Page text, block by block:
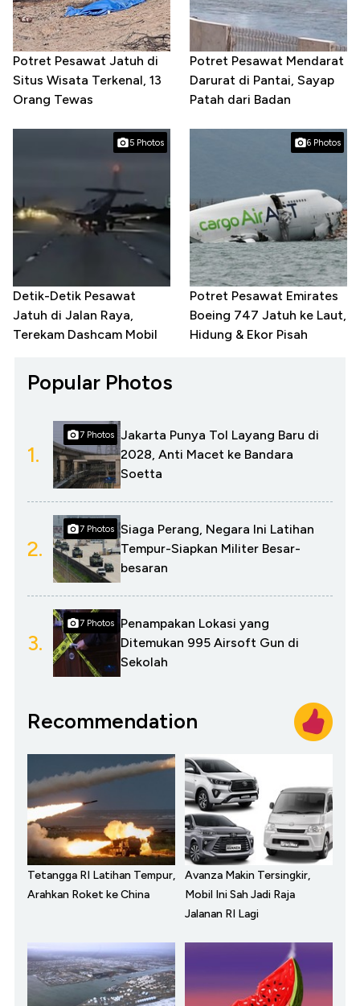
Potret Pesawat Jatuh di
Situs Wisata Terkenal, 13
Orang Tewas
Potret Pesawat Mendarat
Darurat di Pantai, Sayap
Patah dari Badan
5 Photos
Detik-Detik Pesawat
Jatuh di Jalan Raya,
Terekam Dashcam Mobil
6 Photos
Potret Pesawat Emirates
Boeing 747 Jatuh ke Laut,
Hidung & Ekor Pisah
Popular Photos
1.
7 Photos
Jakarta Punya Tol Layang Baru di
2028, Anti Macet ke Bandara
Soetta
2.
7 Photos
Siaga Perang, Negara Ini Latihan
Tempur-Siapkan Militer Besar-
besaran
3.
7 Photos
Penampakan Lokasi yang
Ditemukan 995 Airsoft Gun di
Sekolah
Recommendation
Tetangga RI Latihan Tempur,
Arahkan Roket ke China
Avanza Makin Tersingkir,
Mobil Ini Sah Jadi Raja
Jalanan RI Lagi